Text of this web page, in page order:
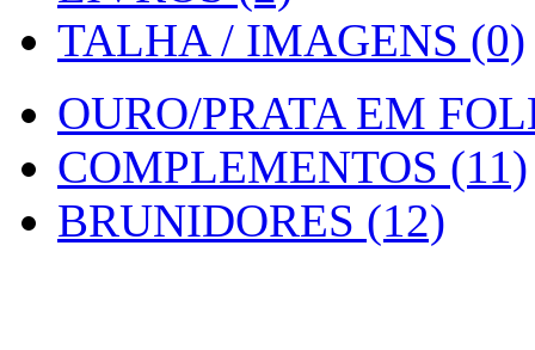
TALHA / IMAGENS (0)
OURO/PRATA EM
COMPLEMENTOS (11)
BRUNIDORES (12)